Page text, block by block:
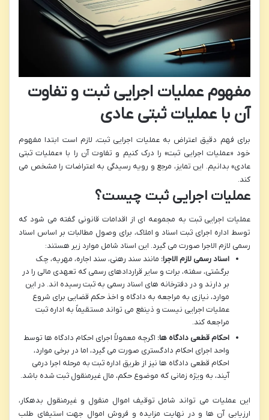
مفهوم عملیات اجرایی ثبت و تفاوت
آن با عملیات ثبتی عادی
برای فهم دقیق اعتراض به عملیات اجرایی ثبت، لازم است ابتدا مفهوم
خود «عملیات اجرایی ثبت» را درک کنیم و تفاوت آن را با «عملیات ثبتی
عادی» بدانیم. این تمایز، مرجع و رویه رسیدگی به اعتراضات را مشخص می
کند.
عملیات اجرایی ثبت چیست؟
عملیات اجرایی ثبت به مجموعه ای از اقدامات قانونی گفته می شود که
توسط اداره اجرای ثبت اسناد و املاک، برای وصول مطالبات بر اساس اسناد
رسمی لازم الاجرا صورت می گیرد. این اسناد شامل موارد زیر هستند:
اسناد رسمی لازم الاجرا: مانند سند رهنی، سند اجاره، مهریه، چک
برگشتی، سفته، برات و سایر قراردادهای رسمی که تعهدی مالی را در
بر دارند و در دفترخانه های اسناد رسمی به ثبت رسیده اند. در این
موارد، نیازی به مراجعه به دادگاه و اخذ حکم قضایی برای شروع
عملیات اجرایی نیست و ذینفع می تواند مستقیماً به اداره ثبت
مراجعه کند.
احکام قطعی دادگاه ها: اگرچه معمولاً اجرای احکام دادگاه ها توسط
واحد اجرای احکام دادگستری صورت می گیرد، اما در برخی موارد،
احکام قطعی دادگاه ها نیز از طریق اداره ثبت به مرحله اجرا درمی
آیند، به ویژه زمانی که موضوع حکم، مال غیرمنقول ثبت شده باشد.
این عملیات می تواند شامل توقیف اموال منقول و غیرمنقول بدهکار،
ارزیابی آن ها و در نهایت مزایده و فروش اموال جهت استیفای طلب